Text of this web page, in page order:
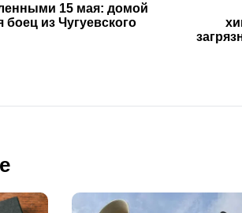
15 мая: домой
боец из Чугуевского